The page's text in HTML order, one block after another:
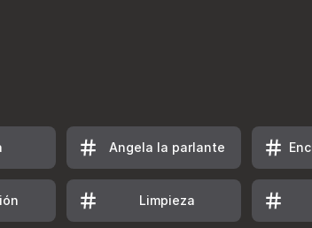
Angela la parlante
Limpieza